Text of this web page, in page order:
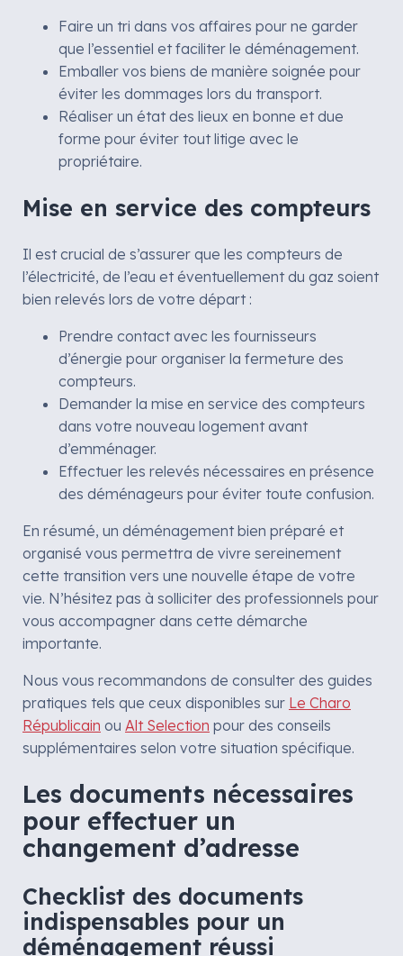
Faire un tri dans vos affaires pour ne garder
que l’essentiel et faciliter le déménagement.
Emballer vos biens de manière soignée pour
éviter les dommages lors du transport.
Réaliser un état des lieux en bonne et due
forme pour éviter tout litige avec le
propriétaire.
Mise en service des compteurs
Il est crucial de s’assurer que les compteurs de
l’électricité, de l’eau et éventuellement du gaz soient
bien relevés lors de votre départ :
Prendre contact avec les fournisseurs
d’énergie pour organiser la fermeture des
compteurs.
Demander la mise en service des compteurs
dans votre nouveau logement avant
d’emménager.
Effectuer les relevés nécessaires en présence
des déménageurs pour éviter toute confusion.
En résumé, un déménagement bien préparé et
organisé vous permettra de vivre sereinement
cette transition vers une nouvelle étape de votre
vie. N’hésitez pas à solliciter des professionnels pour
vous accompagner dans cette démarche
importante.
Nous vous recommandons de consulter des guides
pratiques tels que ceux disponibles sur Le Charo
Républicain ou Alt Selection pour des conseils
supplémentaires selon votre situation spécifique.
Les documents nécessaires
pour effectuer un
changement d’adresse
Checklist des documents
indispensables pour un
déménagement réussi